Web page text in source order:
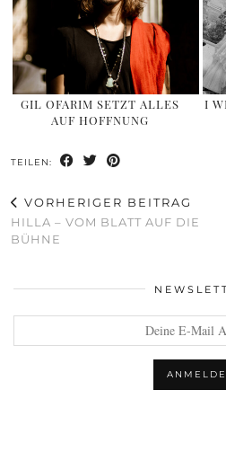
GIL OFARIM SETZT ALLES
AUF HOFFNUNG
I
TEILEN:
VORHERIGER BEITRAG
HILLA – VOM BLATT AUF DIE
BÜHNE